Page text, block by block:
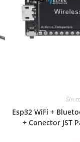
Sin
Esp32 WiFi +
+ Conector JST